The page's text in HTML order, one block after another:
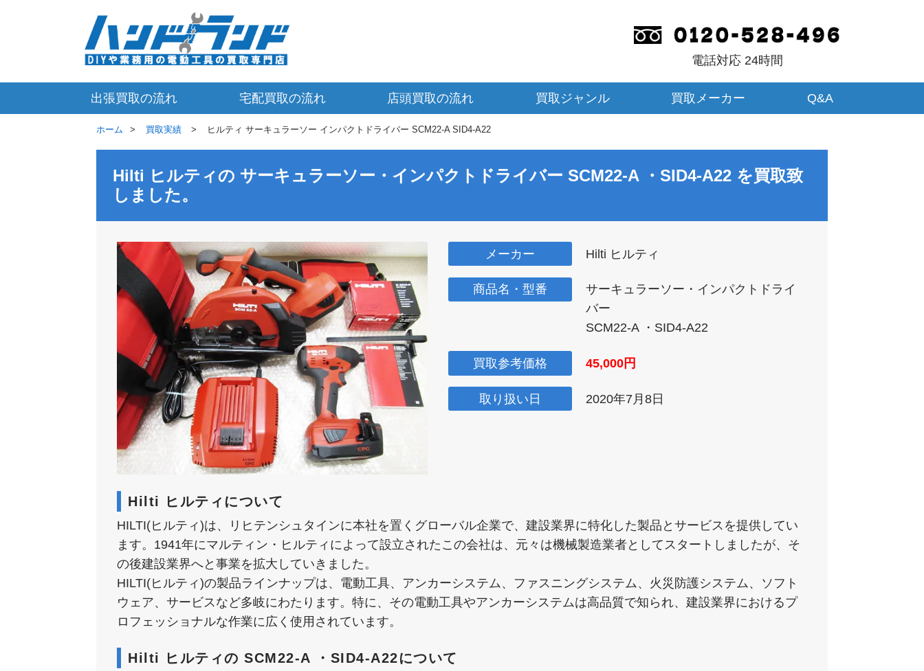
電話対応 24時間
出張買取の流れ 宅配買取の流れ 店頭買取の流れ 買取ジャンル 買取メーカー Q&A
ホーム 買取実績 ヒルティ サーキュラーソー インパクトドライバー SCM22-A SID4-A22
Hilti ヒルティの サーキュラーソー・インパクトドライバー SCM22-A ・SID4-A22 を買取致
しました。
メーカー Hilti ヒルティ
商品名・型番
サーキュラーソー・インパクトドライ
バー
SCM22-A ・SID4-A22
買取参考価格 45,000円
取り扱い日 2020年7月8日
Hilti ヒルティについて
HILTI(ヒルティ)は、リヒテンシュタインに本社を置くグローバル企業で、建設業界に特化した製品とサービスを提供してい
ます。1941年にマルティン・ヒルティによって設立されたこの会社は、元々は機械製造業者としてスタートしましたが、そ
の後建設業界へと事業を拡大していきました。
HILTI(ヒルティ)の製品ラインナップは、電動工具、アンカーシステム、ファスニングシステム、火災防護システム、ソフト
ウェア、サービスなど多岐にわたります。特に、その電動工具やアンカーシステムは高品質で知られ、建設業界におけるプ
ロフェッショナルな作業に広く使用されています。
Hilti ヒルティの SCM22-A ・SID4-A22について